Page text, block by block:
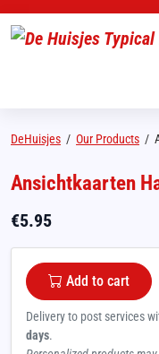
DeHuisjes / Our Products /
Ansichtkaarten
€5.95
Add to cart
Delivery to post services
days.